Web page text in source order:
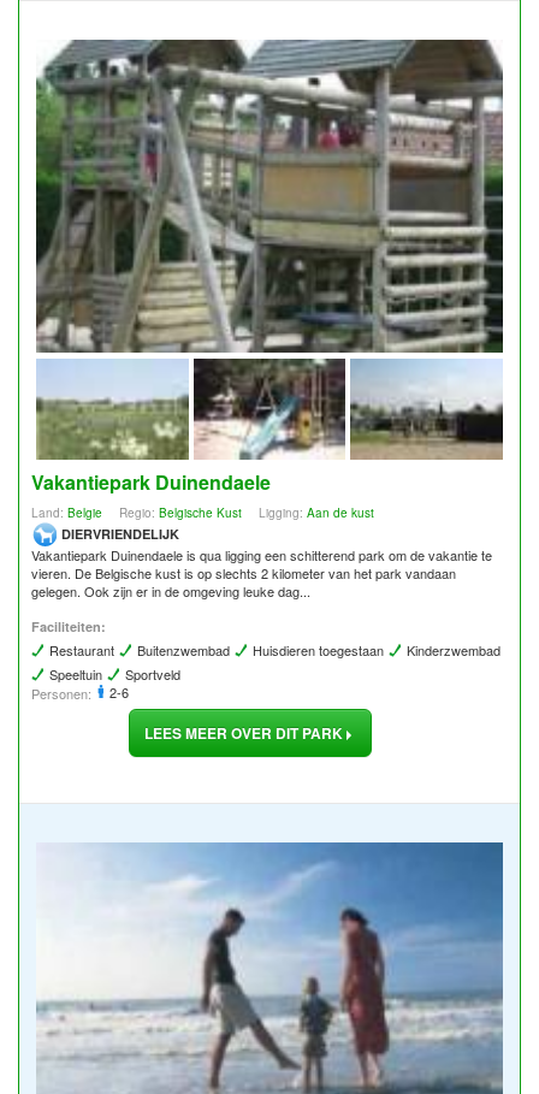
Vakantiepark Duinendaele
Land: Belgie Regio: Belgische Kust Ligging: Aan de kust
DIERVRIENDELIJK
Vakantiepark Duinendaele is qua ligging een schitterend park om de vakantie te
vieren. De Belgische kust is op slechts 2 kilometer van het park vandaan
gelegen. Ook zijn er in de omgeving leuke dag...
Faciliteiten:
Restaurant Buitenzwembad Huisdieren toegestaan
Kinderzwembad
Speeltuin
Sportveld
Personen:
2-6
LEES MEER OVER DIT PARK